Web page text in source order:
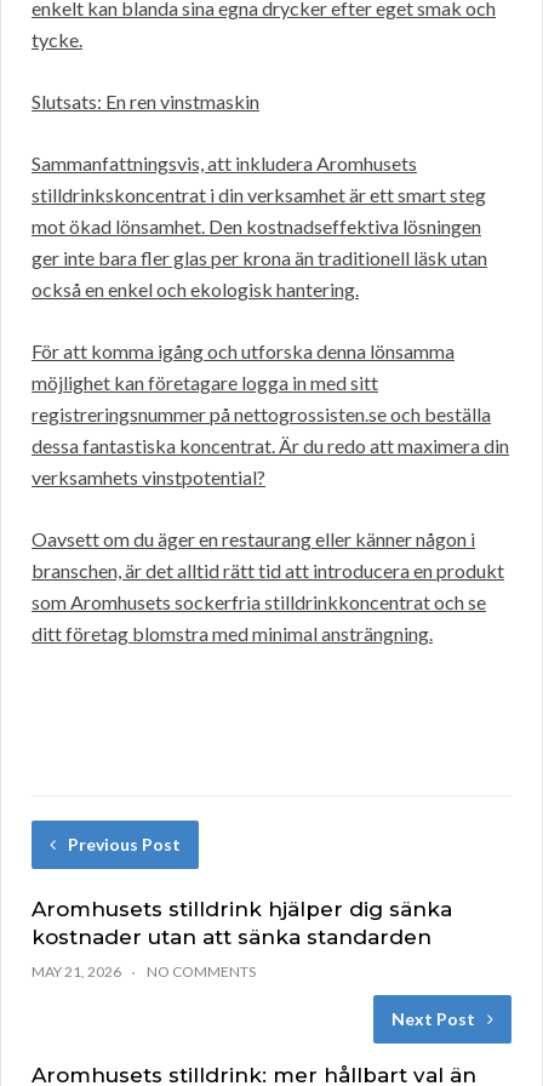
enkelt kan blanda sina egna drycker efter eget smak och
tycke.
Slutsats: En ren vinstmaskin
Sammanfattningsvis, att inkludera Aromhusets
stilldrinkskoncentrat i din verksamhet är ett smart steg
mot ökad lönsamhet. Den kostnadseffektiva lösningen
ger inte bara fler glas per krona än traditionell läsk utan
också en enkel och ekologisk hantering.
För att komma igång och utforska denna lönsamma
möjlighet kan företagare logga in med sitt
registreringsnummer på nettogrossisten.se och beställa
dessa fantastiska koncentrat. Är du redo att maximera din
verksamhets vinstpotential?
Oavsett om du äger en restaurang eller känner någon i
branschen, är det alltid rätt tid att introducera en produkt
som Aromhusets sockerfria stilldrinkkoncentrat och se
ditt företag blomstra med minimal ansträngning.
Previous Post
Aromhusets stilldrink hjälper dig sänka
kostnader utan att sänka standarden
MAY 21, 2026 NO COMMENTS
Next Post
Aromhusets stilldrink: mer hållbart val än